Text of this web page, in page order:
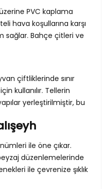
PVC kaplama
hava koşullarına karşı
sağlar. Bahçe çitleri ve
çiftliklerinde sınır
kullanılır. Tellerin
yerleştirilmiştir, bu
ile öne çıkar.
düzenlemelerinde
ile çevrenize şıklık